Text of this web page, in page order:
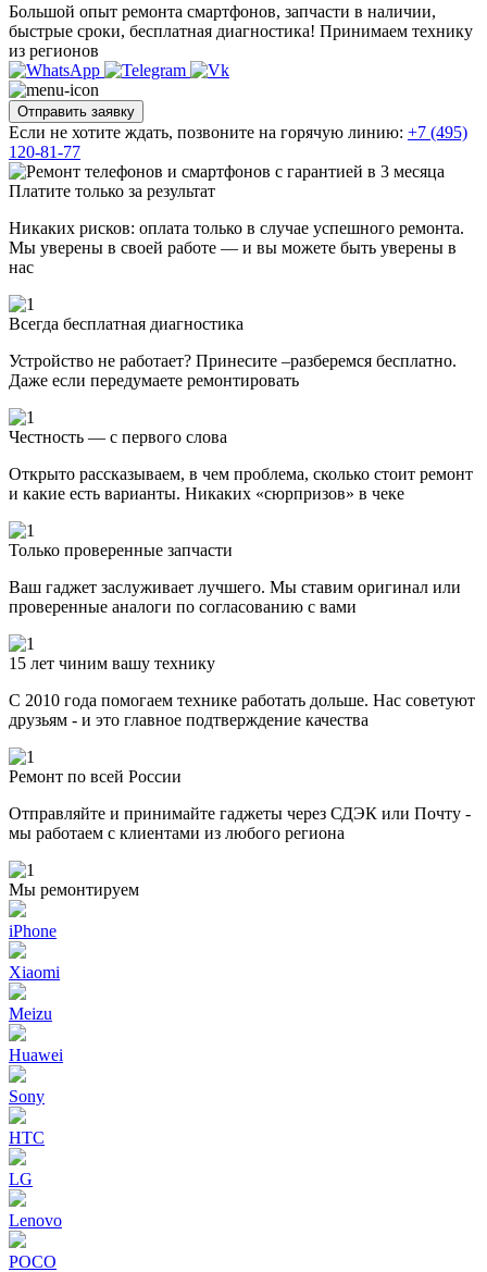
Большой опыт ремонта смартфонов, запчасти в наличии,
быстрые сроки, бесплатная диагностика! Принимаем технику
из регионов
Отправить заявку
Если не хотите ждать, позвоните на горячую линию: +7 (495)
120-81-77
Платите только за результат
Никаких рисков: оплата только в случае успешного ремонта.
Мы уверены в своей работе — и вы можете быть уверены в
нас
Всегда бесплатная диагностика
Устройство не работает? Принесите –разберемся бесплатно.
Даже если передумаете ремонтировать
Честность — с первого слова
Открыто рассказываем, в чем проблема, сколько стоит ремонт
и какие есть варианты. Никаких «сюрпризов» в чеке
Только проверенные запчасти
Ваш гаджет заслуживает лучшего. Мы ставим оригинал или
проверенные аналоги по согласованию с вами
15 лет чиним вашу технику
С 2010 года помогаем технике работать дольше. Нас советуют
друзьям - и это главное подтверждение качества
Ремонт по всей России
Отправляйте и принимайте гаджеты через СДЭК или Почту -
мы работаем с клиентами из любого региона
Мы ремонтируем
iPhone
Xiaomi
Meizu
Huawei
Sony
HTC
LG
Lenovo
POCO